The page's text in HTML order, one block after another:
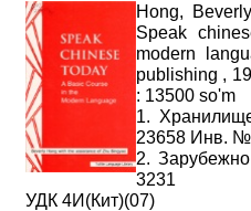
Hong, Beverly
Speak
modern
publishing ,
: 13500 so'm
1.
23658 Инв.
2.
3231
УДК 4И(Кит)(07)